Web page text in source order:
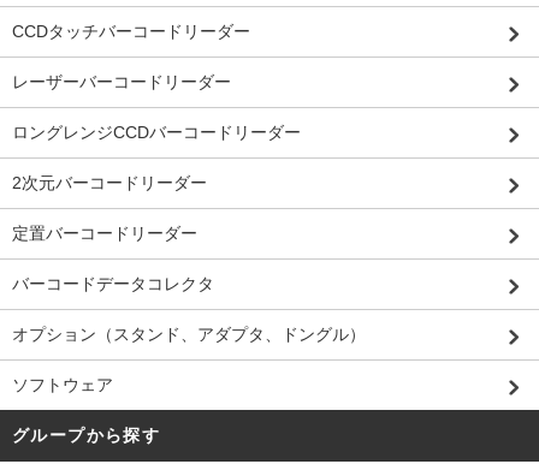
CCDタッチバーコードリーダー
レーザーバーコードリーダー
ロングレンジCCDバーコードリーダー
2次元バーコードリーダー
定置バーコードリーダー
バーコードデータコレクタ
オプション（スタンド、アダプタ、ドングル）
ソフトウェア
グループから探す